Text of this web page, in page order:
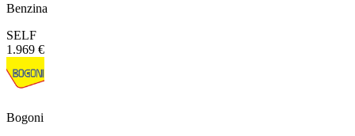
Benzina
SELF
1.969 €
Bogoni